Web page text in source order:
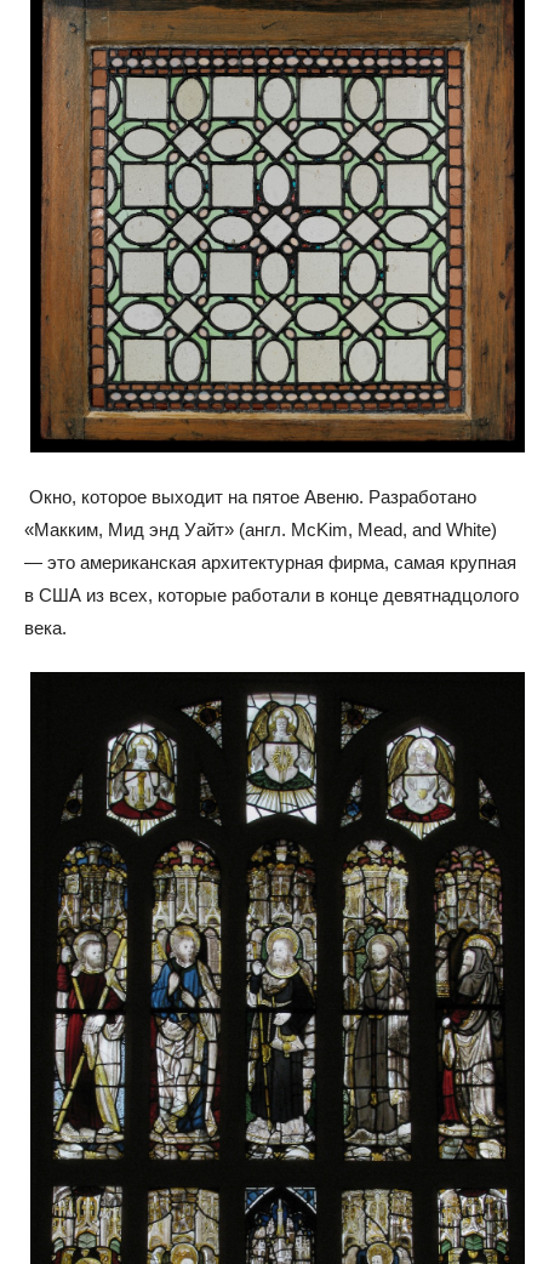
Окно, которое выходит на пятое Авеню. Разработано
«Макким, Мид энд Уайт» (англ. McKim, Mead, and White)
— это американская архитектурная фирма, самая крупная
в США из всех, которые работали в конце девятнадцолого
века.